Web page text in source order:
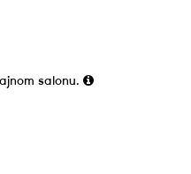
salonu.